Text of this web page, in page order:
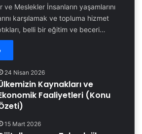
Meslekler İnsanların yaşamlarını
karşılamak ve topluma hizmet
belli bir eğitim ve beceri…
24 Nisan 2026
Kaynakları ve
Faaliyetleri (Konu
15 Mart 2026